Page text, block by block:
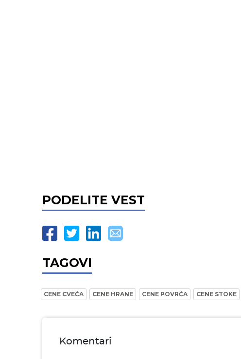
PODELITE VEST
TAGOVI
CENE CVEĆA CENE HRANE CENE POVRĆA CENE STOKE
Komentari